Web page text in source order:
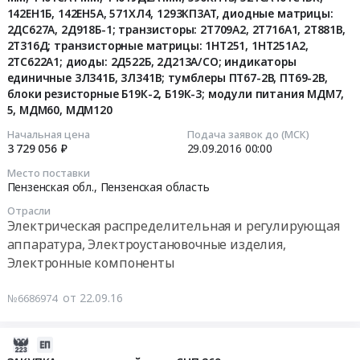
21.
142ЕН1Б, 142ЕН5А, 571ХЛ4, 1293КП3АТ, диодные матрицы:
2ДС627А, 2Д918Б-1; транзисторы: 2Т709А2, 2Т716А1, 2Т881В,
2Т316Д; транзисторные матрицы: 1НТ251, 1НТ251А2,
2ТС622А1; диоды: 2Д522Б, 2Д213А/СО; индикаторы
единичные 3Л341Б, 3Л341В; тумблеры ПТ67-2В, ПТ69-2В,
блоки резисторные Б19К-2, Б19К-3; модули питания МДМ7,
5, МДМ60, МДМ120
Начальная цена
3 729 056 ₽
Подача заявок до (МСК)
29.09.2016 00:00
Место поставки
Пензенская обл., Пензенская область
Отрасли
Электрическая распределительная и регулирующая
аппаратура, Электроустановочные изделия,
Электронные компоненты
№6686974 от 22.09.16